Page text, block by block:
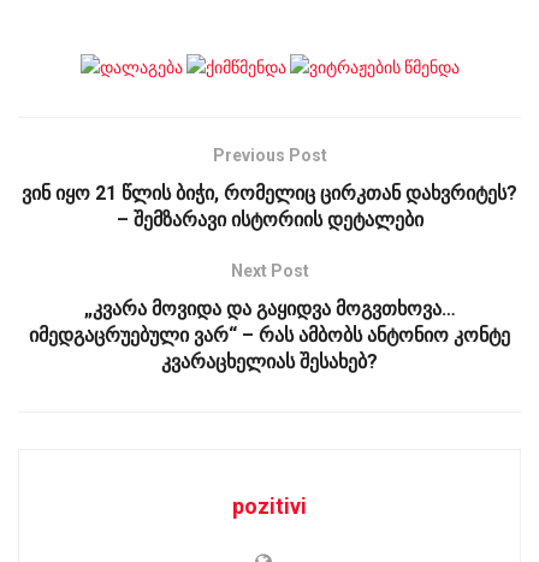
Previous Post
ვინ იყო 21 წლის ბიჭი, რომელიც ცირკთან დახვრიტეს?
– შემზარავი ისტორიის დეტალები
Next Post
„კვარა მოვიდა და გაყიდვა მოგვთხოვა…
იმედგაცრუებული ვარ“ – რას ამბობს ანტონიო კონტე
კვარაცხელიას შესახებ?
pozitivi